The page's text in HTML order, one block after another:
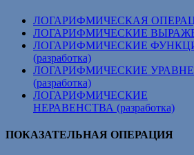
ЛОГАРИФМИЧЕСКАЯ
ЛОГАРИФМИЧЕСКИЕ
ЛОГАРИФМИЧЕСКИЕ
(разработка)
ЛОГАРИФМИЧЕСКИЕ
(разработка)
ЛОГАРИФМИЧЕСКИЕ
НЕРАВЕНСТВА (разработка)
ПОКАЗАТЕЛЬНАЯ ОПЕРАЦИЯ